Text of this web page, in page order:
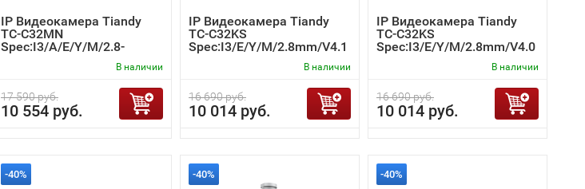
IP Видеокамера Tiandy
TC-C32MN
Spec:I3/A/E/Y/M/2.8-
В наличии
17 590 руб.
10 554 руб.
IP Видеокамера Tiandy
TC-C32KS
Spec:I3/E/Y/M/2.8mm/V4.1
В наличии
16 690 руб.
10 014 руб.
IP Видеокамера Tiandy
TC-C32KS
Spec:I3/E/Y/M/2.8mm/V4.0
В наличии
16 690 руб.
10 014 руб.
-40% -40% -40%